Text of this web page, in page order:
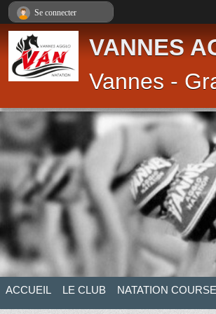
VANNES
Vannes -
ACCUEIL LE CLUB NATATION COURSE
Se connecter
Panneau de gestion des cookies